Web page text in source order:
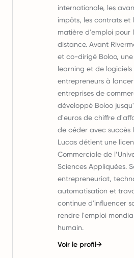
internationale, les
impôts, les contrats et
matière d'emploi pour
distance. Avant
et co-dirigé Boloo,
learning et de
entrepreneurs à
entreprises de
développé Boloo
d'euros de chiffre
de céder avec succès
Lucas détient une
Commerciale de
Sciences Appliquées.
entrepreneuriat,
automatisation et
continue d'influencer
rendre l'emploi
humain.
Voir le profil→